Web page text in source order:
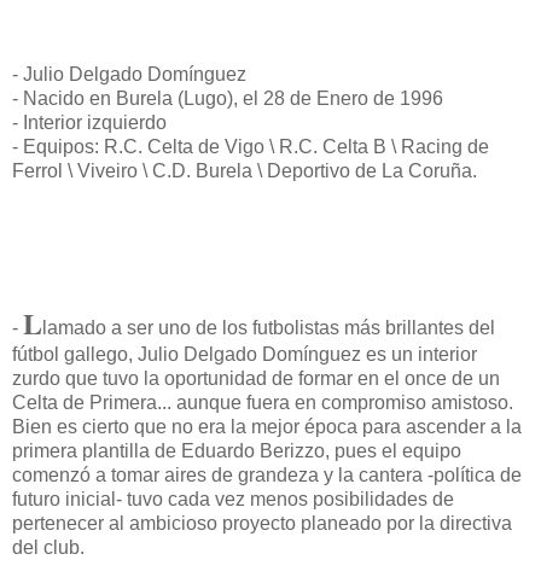
- Julio Delgado Domínguez
- Nacido en Burela (Lugo), el 28 de Enero de 1996
- Interior izquierdo
- Equipos: R.C. Celta de Vigo \ R.C. Celta B \ Racing de
Ferrol \ Viveiro \ C.D. Burela \ Deportivo de La Coruña.
- L lamado a ser uno de los futbolistas más brillantes del
fútbol gallego, Julio Delgado Domínguez es un interior
zurdo que tuvo la oportunidad de formar en el once de un
Celta de Primera... aunque fuera en compromiso amistoso.
Bien es cierto que no era la mejor época para ascender a la
primera plantilla de Eduardo Berizzo, pues el equipo
comenzó a tomar aires de grandeza y la cantera -política de
futuro inicial- tuvo cada vez menos posibilidades de
pertenecer al ambicioso proyecto planeado por la directiva
del club.